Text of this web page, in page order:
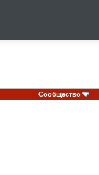
Сообщество